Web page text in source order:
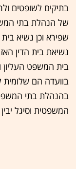
של הנהלת בתי
שפירא וכן נשיא
נשיאת בית הדין
בית המשפט העליון
בוועדה הם שלומית
בהנהלת בתי
המשפטית וסיגל